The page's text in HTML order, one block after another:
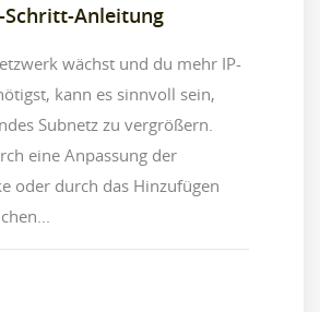
Anleitung
wächst und du mehr IP-
kann es sinnvoll sein,
Subnetz zu vergrößern.
eine Anpassung der
oder durch das Hinzufügen